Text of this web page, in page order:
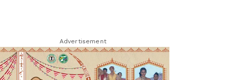
Advertisement